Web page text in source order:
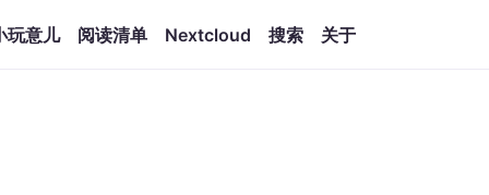
玩意儿 阅读清单 Nextcloud 搜索 关于